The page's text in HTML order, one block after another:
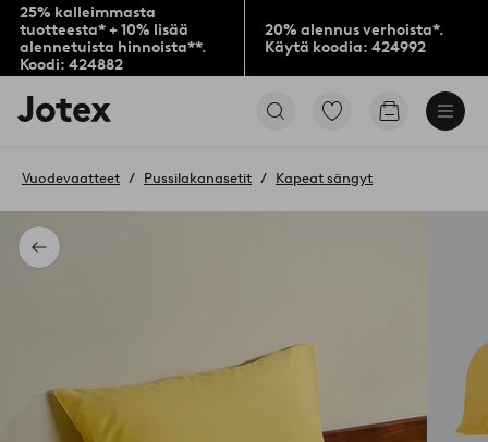
25% kalleimmasta
tuotteesta* + 10% lisää
alennetuista hinnoista**.
Koodi: 424882
20% alennus verhoista*.
Käytä koodia: 424992
Jotex-
logo
aloitussivulle
Siirry
Siirry
Takaisin
Vuodevaatteet Pussilakanasetit Kapeat sängyt